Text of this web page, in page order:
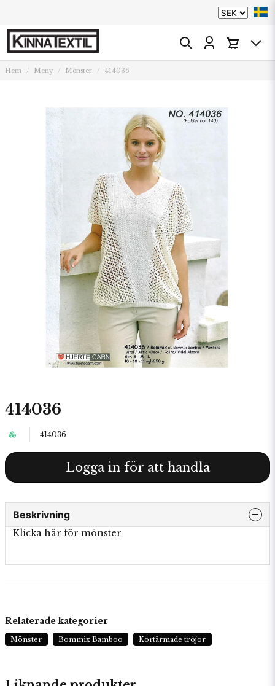
Hem Meny Mönster 414036
414036
414036
Logga in för att handla
Beskrivning
Klicka här för mönster
Relaterade kategorier
Mönster Bommix Bamboo Kortärmade tröjor